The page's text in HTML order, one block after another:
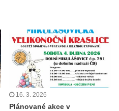
16. 3. 2026
Plánované akce v